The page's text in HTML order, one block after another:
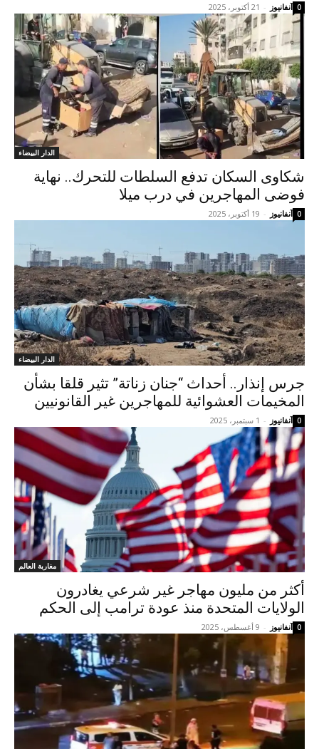
آنفانيوز - 21 أكتوبر، 2025 0
الدار البيضاء
شكاوى السكان تدفع السلطات للتحرك.. نهاية
فوضى المهاجرين في درب ميلا
آنفانيوز - 19 أكتوبر، 2025 0
الدار البيضاء
جرس إنذار.. أحداث “جنان زناتة” تثير قلقا بشأن
المخيمات العشوائية للمهاجرين غير القانونيين
آنفانيوز - 1 سبتمبر، 2025 0
مغاربة العالم
أكثر من مليون مهاجر غير شرعي يغادرون
الولايات المتحدة منذ عودة ترامب إلى الحكم
آنفانيوز - 9 أغسطس، 2025 0